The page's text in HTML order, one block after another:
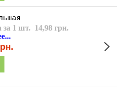
за 1 шт. 14,98 грн.